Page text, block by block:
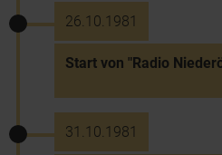
26.10.1981
Start von "Radio
31.10.1981